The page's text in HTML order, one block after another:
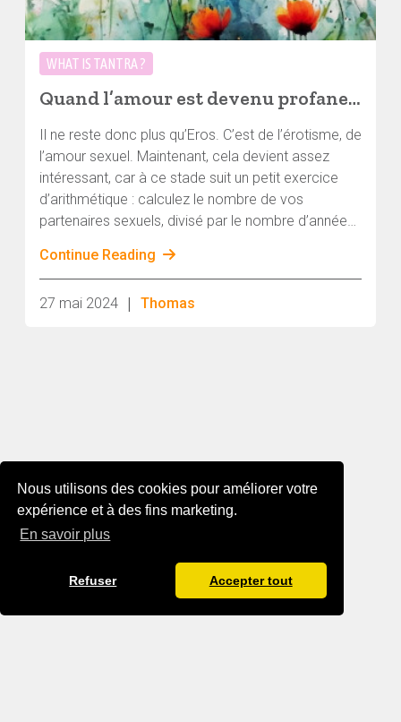
Nous utilisons des cookies pour améliorer votre
expérience et à des fins marketing.
En savoir plus
Refuser Accepter tout
WHAT IS TANTRA ?
Quand l’amour est devenu profane, Partie III : Eros
Il ne reste donc plus qu’Eros. C’est de l’érotisme, de
l’amour sexuel. Maintenant, cela devient assez
intéressant, car à ce stade suit un petit exercice
d’arithmétique : calculez le nombre de vos
partenaires sexuels, divisé par le nombre d’années
Continue Reading
27 mai 2024 | Thomas